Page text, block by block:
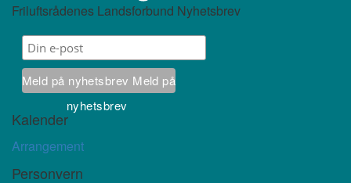
Friluftsrådenes Landsforbund Nyhetsbrev
Meld på nyhetsbrev Meld på
nyhetsbrev
Kalender
Arrangement
Personvern